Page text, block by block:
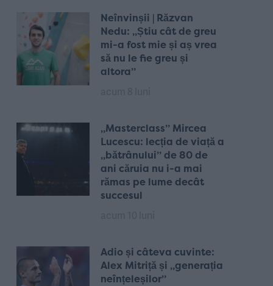
Neînvinșii | Răzvan
Nedu: „Știu cât de greu
mi-a fost mie și aș vrea
să nu le fie greu și
altora”
„Masterclass” Mircea
Lucescu: lecția de viață a
„bătrânului” de 80 de
ani căruia nu i-a mai
rămas pe lume decât
succesul
Adio și câteva cuvinte:
Alex Mitriță și „generația
neînțeleșilor”